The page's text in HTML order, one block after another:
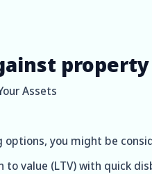
property
Assets
you might be
to value (LTV) with quick